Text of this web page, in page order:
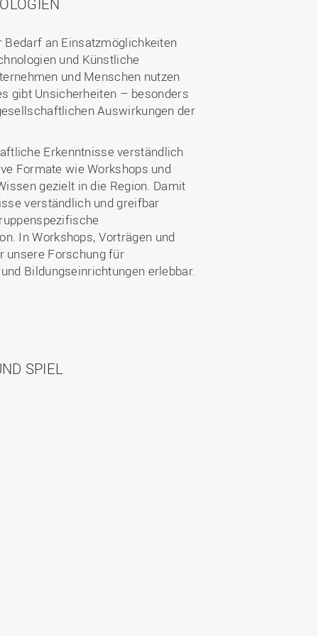
Bedarf an Einsatzmöglichkeiten
und Künstliche
und Menschen nutzen
gibt Unsicherheiten – besonders
Auswirkungen der
Erkenntnisse verständlich
Formate wie Workshops und
gezielt in die Region. Damit
verständlich und greifbar
In Workshops, Vorträgen und
unsere Forschung für
Bildungseinrichtungen erlebbar.
SPIEL